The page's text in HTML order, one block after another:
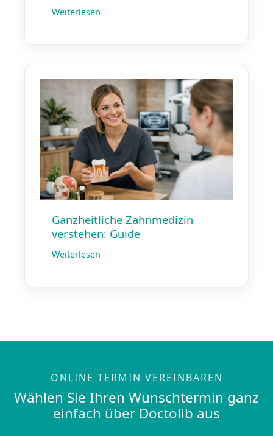
Weiterlesen
Ganzheitliche Zahnmedizin
verstehen: Guide
Weiterlesen
ONLINE TERMIN VEREINBAREN
Wählen Sie Ihren Wunschtermin ganz
einfach über Doctolib aus